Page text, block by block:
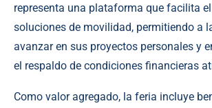
representa una plataforma que facilita
soluciones de movilidad, permitiendo a
avanzar en sus proyectos personales y
el respaldo de condiciones financieras
Como valor agregado, la feria incluye